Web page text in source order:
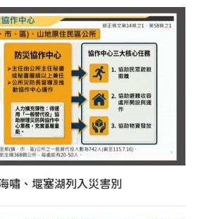
嘯、堰塞湖列入災害別